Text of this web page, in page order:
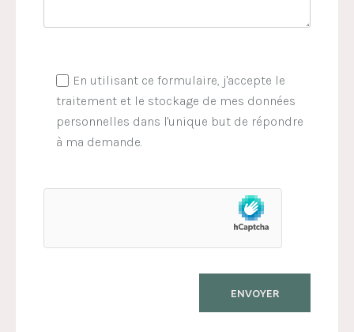
En utilisant ce formulaire, j'accepte le
traitement et le stockage de mes données
personnelles dans l'unique but de répondre
à ma demande.